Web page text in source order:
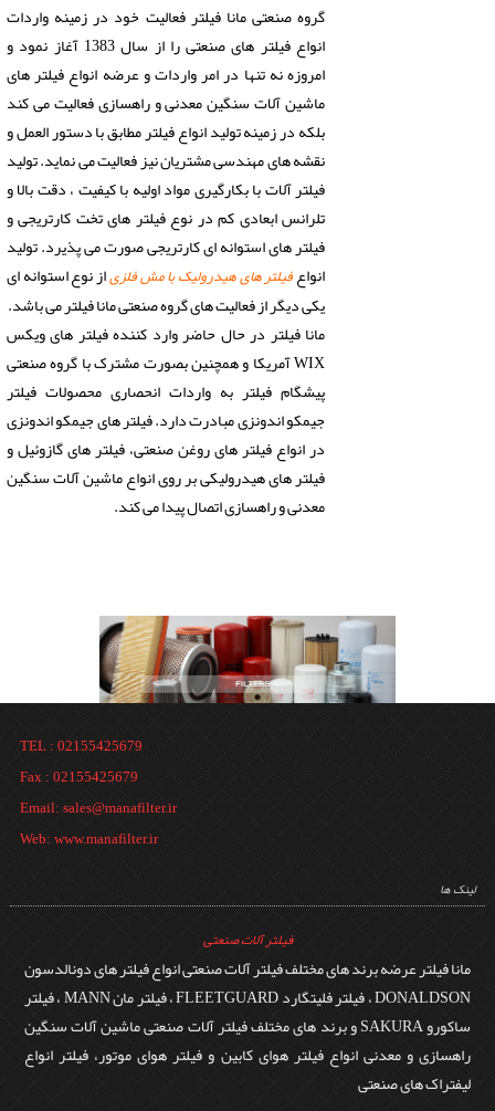
گروه صنعتی مانا فیلتر فعالیت خود در زمینه واردات
انواع فیلتر های صنعتی را از سال 1383 آغاز نمود و
امروزه نه تنها در امر واردات و عرضه انواع فیلتر های
ماشین آلات سنگین معدنی و راهسازی فعالیت می کند
بلکه در زمینه تولید انواع فیلتر مطابق با دستور العمل و
نقشه های مهندسی مشتریان نیز فعالیت می نماید. تولید
فیلتر آلات با بکارگیری مواد اولیه با کیفیت ، دقت بالا و
تلرانس ابعادی کم در نوع فیلتر های تخت کارتریجی و
فیلتر های استوانه ای کارتریجی صورت می پذیرد. تولید
انواعفیلتر های هیدرولیک با مش فلزیاز نوع استوانه ای
یکی دیگر از فعالیت های گروه صنعتی مانا فیلتر می باشد.
مانا فیلتر در حال حاضر وارد کننده فیلتر های ویکس
WIX آمریکا و همچنین بصورت مشترک با گروه صنعتی
پیشگام فیلتر به واردات انحصاری محصولات فیلتر
جیمکو اندونزی مبادرت دارد. فیلتر های جیمکو اندونزی
در انواع فیلتر های روغن صنعتی، فیلتر های گازوئیل و
فیلتر های هیدرولیکی بر روی انواع ماشین آلات سنگین
معدنی و راهسازی اتصال پیدا می کند.
TEL : 02155425679
Fax : 02155425679
Email: sales@manafilter.ir
Web: www.manafilter.ir
لینک ها
فیلتر آلات صنعتی
مانا فیلتر عرضه برند های مختلف فیلتر آلات صنعتی انواع فیلتر های دونالدسون
DONALDSON ، فیلتر فلیتگارد FLEETGUARD ، فیلتر مان MANN ، فیلتر
ساکورو SAKURA و برند های مختلف فیلتر آلات صنعتی ماشین آلات سنگین
راهسازی و معدنی انواع فیلتر هوای کابین و فیلتر هوای موتور، فیلتر انواع
لیفتراک های صنعتی